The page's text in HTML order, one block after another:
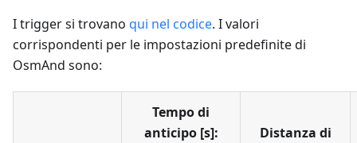
I trigger si trovano qui nel codice. I valori
corrispondenti per le impostazioni predefinite di
OsmAnd sono:
Tempo di
anticipo [s]:
Distanza di